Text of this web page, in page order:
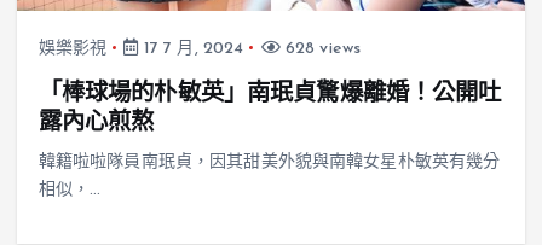
娛樂影視 17 7 月, 2024 628 views
「棒球場的朴敏英」南珉貞驚爆離婚！公開吐
露內心煎熬
韓籍啦啦隊員南珉貞，因其甜美外貌與南韓女星朴敏英有幾分
相似，…